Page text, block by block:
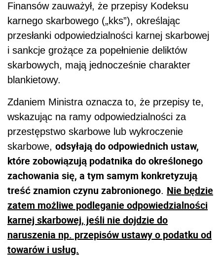
Finansów zauważył, że przepisy Kodeksu
karnego skarbowego („kks”), określając
przesłanki odpowiedzialności karnej skarbowej
i sankcje grożące za popełnienie deliktów
skarbowych, mają jednocześnie charakter
blankietowy.
Zdaniem Ministra oznacza to, że przepisy te,
wskazując na ramy odpowiedzialności za
przestępstwo skarbowe lub wykroczenie
skarbowe, odsyłają do odpowiednich ustaw,
które zobowiązują podatnika do określonego
zachowania się, a tym samym konkretyzują
treść znamion czynu zabronionego. Nie będzie
zatem możliwe podleganie odpowiedzialności
karnej skarbowej, jeśli nie dojdzie do
naruszenia np. przepisów ustawy o podatku od
towarów i usług.